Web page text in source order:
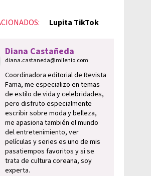
Lupita TikTok
Diana Castañeda
diana.castaneda@milenio.com
Coordinadora editorial de Revista
Fama, me especializo en temas
de estilo de vida y celebridades,
pero disfruto especialmente
escribir sobre moda y belleza,
me apasiona también el mundo
del entretenimiento, ver
películas y series es uno de mis
pasatiempos favoritos y si se
trata de cultura coreana, soy
experta.